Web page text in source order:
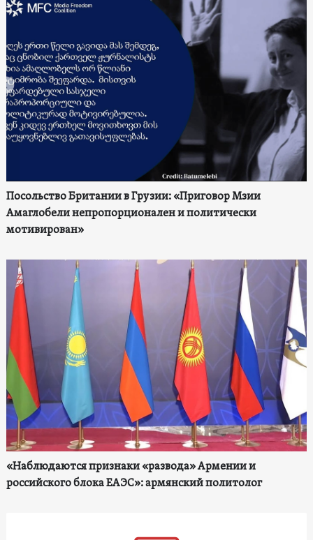
Посольство Британии в Грузии: «Приговор Мзии
Амаглобели непропорционален и политически
мотивирован»
«Наблюдаются признаки «развода» Армении и
российского блока ЕАЭС»: армянский политолог